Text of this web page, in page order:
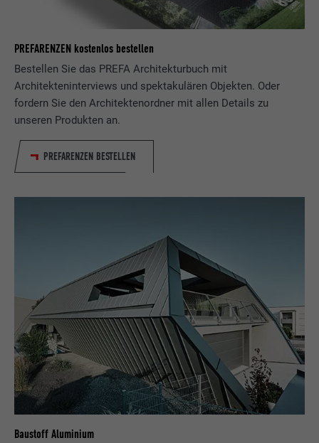
PREFARENZEN kostenlos bestellen
Bestellen Sie das PREFA Architekturbuch mit
Architekteninterviews und spektakulären Objekten. Oder
fordern Sie den Architektenordner mit allen Details zu
unseren Produkten an.
PREFARENZEN BESTELLEN
Baustoff Aluminium